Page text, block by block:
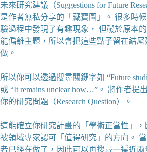
未來研究建議（Suggestions for Future
是作者無私分享的「藏寶圖」。 很多時
驗過程中發現了有趣現象， 但礙於原本
能偏離主題，所以會把這些點子留在結
做。
所以你可以透過搜尋關鍵字如 “Future
或 “It remains unclear how…”。 將作者提
你的研究問題（Research Question）。
這能確立你研究計畫的「學術正當性」，
被領域專家認可「值得研究」的方向。
者已經在做了，因此可以再搜尋一遍近